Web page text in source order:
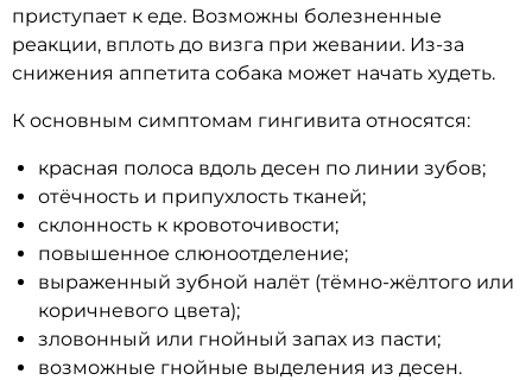
приступает к еде. Возможны болезненные
реакции, вплоть до визга при жевании. Из-за
снижения аппетита собака может начать худеть.
К основным симптомам гингивита относятся:
красная полоса вдоль десен по линии зубов;
отёчность и припухлость тканей;
склонность к кровоточивости;
повышенное слюноотделение;
выраженный зубной налёт (тёмно-жёлтого или
коричневого цвета);
зловонный или гнойный запах из пасти;
возможные гнойные выделения из десен.